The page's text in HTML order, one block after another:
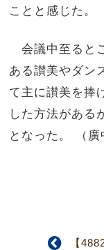
ことと感じた。
会議中至ると
ある讃美やダン
て主に讃美を捧
した方法がある
となった。 （廣